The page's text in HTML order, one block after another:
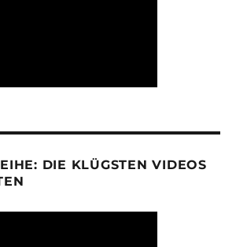
DIE KLÜGSTEN VIDEOS